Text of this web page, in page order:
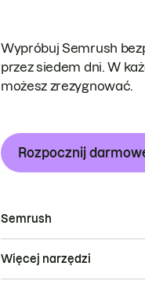
Wypróbuj Semrush
przez siedem dni. W
możesz zrezygnować.
Rozpocznij
Semrush
Więcej narzędzi